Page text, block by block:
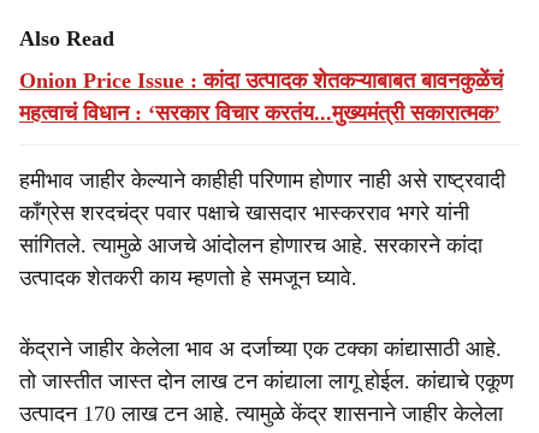
Also Read
Onion Price Issue : कांदा उत्पादक शेतकऱ्याबाबत बावनकुळेंचं
महत्वाचं विधान : ‘सरकार विचार करतंय...मुख्यमंत्री सकारात्मक’
हमीभाव जाहीर केल्याने काहीही परिणाम होणार नाही असे राष्ट्रवादी
काँग्रेस शरदचंद्र पवार पक्षाचे खासदार भास्करराव भगरे यांनी
सांगितले. त्यामुळे आजचे आंदोलन होणारच आहे. सरकारने कांदा
उत्पादक शेतकरी काय म्हणतो हे समजून घ्यावे.
केंद्राने जाहीर केलेला भाव अ दर्जाच्या एक टक्का कांद्यासाठी आहे.
तो जास्तीत जास्त दोन लाख टन कांद्याला लागू होईल. कांद्याचे एकूण
उत्पादन 170 लाख टन आहे. त्यामुळे केंद्र शासनाने जाहीर केलेला